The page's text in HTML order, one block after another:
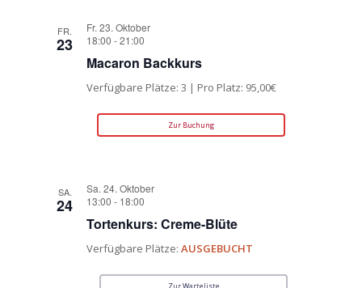
FR.
23
Fr. 23. Oktober
18:00 -21:00
Macaron Backkurs
Verfügbare Plätze: 3 | Pro Platz: 95,00€
Zur Buchung
SA.
24
Sa. 24. Oktober
13:00 - 18:00
Tortenkurs: Creme-Blüte
Verfügbare Plätze:AUSGEBUCHT